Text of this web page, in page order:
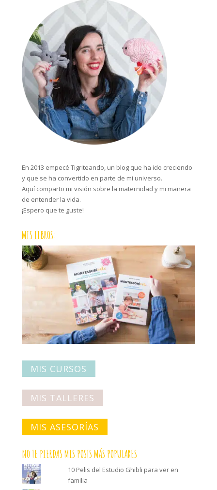
En 2013 empecé Tigriteando, un blog que ha ido creciendo
y que se ha convertido en parte de mi universo.
Aquí comparto mi visión sobre la maternidad y mi manera
de entender la vida.
¡Espero que te guste!
MIS LIBROS:
MIS CURSOS
MIS TALLERES
MIS ASESORÍAS
NO TE PIERDAS MIS POSTS MÁS POPULARES
10 Pelis del Estudio Ghibli para ver en
familia